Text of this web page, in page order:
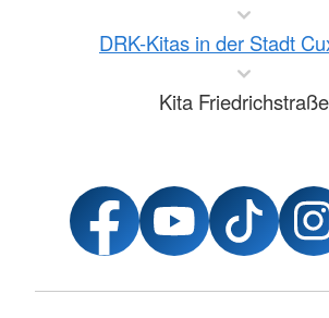
DRK-Kitas in der Stadt
Kita Friedrichstraße